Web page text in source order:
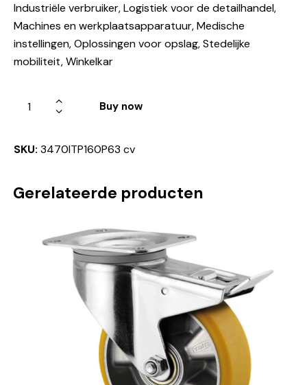
Industriële verbruiker, Logistiek voor de detailhandel,
Machines en werkplaatsapparatuur, Medische
instellingen, Oplossingen voor opslag, Stedelijke
mobiliteit, Winkelkar
Buy now
SKU: 3470ITP160P63 cv
Gerelateerde producten